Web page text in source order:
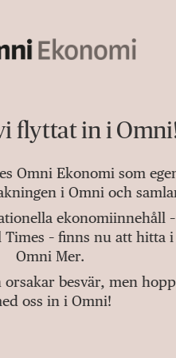
flyttat in i
Omni Ekonomi som
i Omni och
ekonomiinnehåll
– finns nu att hitta
Omni Mer.
besvär, men
oss in i Omni!